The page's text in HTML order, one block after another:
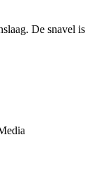
De snavel is